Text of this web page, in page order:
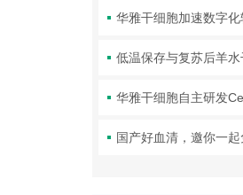
国产好血清，邀你一起